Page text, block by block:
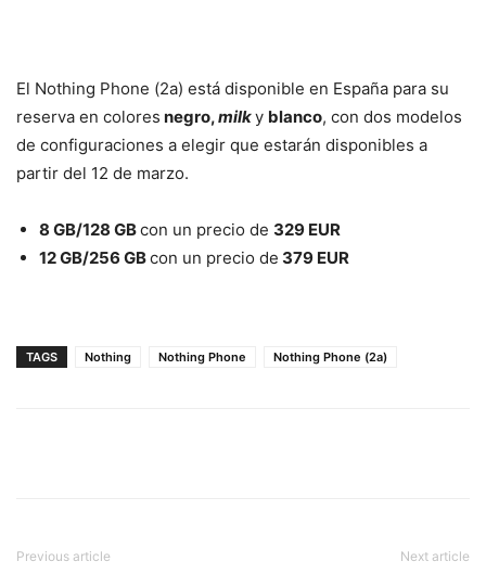
El Nothing Phone (2a) está disponible en España para su
reserva en colores negro,milky blanco, con dos modelos
de configuraciones a elegir que estarán disponibles a
partir del 12 de marzo.
8 GB/128 GBcon un precio de 329 EUR
12 GB/256 GBcon un precio de 379 EUR
TAGS Nothing Nothing Phone Nothing Phone (2a)
Previous article Next article